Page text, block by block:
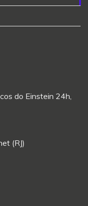
do Einstein 24h,
(RJ)